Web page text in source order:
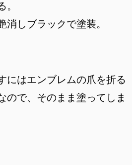
。
消しブラックで塗装。
にはエンブレムの爪を折る
ので、そのまま塗ってしま